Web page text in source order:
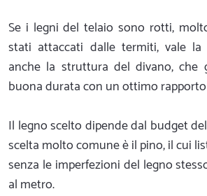
Se i legni del telaio sono rotti,
stati attaccati dalle termiti, vale la
anche la struttura del divano, che
buona durata con un ottimo
Il legno scelto dipende dal budget
scelta molto comune è il pino, il cui
senza le imperfezioni del legno
al metro.